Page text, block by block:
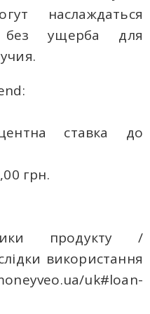
наслаждаться
без ущерба для
ставка до
грн.
продукту /
використання
uk#loan-